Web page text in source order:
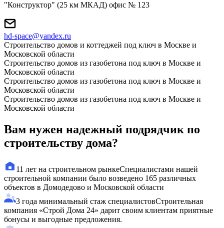
"Конструктор" (25 км МКАД) офис № 123
hd-space@yandex.ru
Строительство домов и коттеджей под ключ в Москве и
Московской области
Строительство домов из газобетона под ключ в Москве и
Московской области
Строительство домов из газобетона под ключ в Москве и
Московской области
Строительство домов из газобетона под ключ в Москве и
Московской области
Вам нужен надежный подрядчик по
строительству дома?
11 лет на строительном рынкеСпециалистами нашей
строительной компании было возведено 165 различных
объектов в Домодедово и Московской области
3 года минимальный стаж специалистовСтроительная
компания «Строй Дома 24» дарит своим клиентам приятные
бонусы и выгодные предложения.